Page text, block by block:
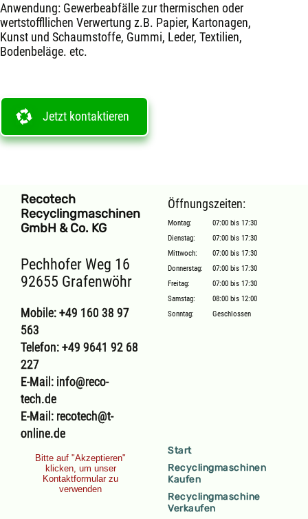
Anwendung: Gewerbeabfälle zur thermischen oder
wertstoffllichen Verwertung z.B. Papier, Kartonagen,
Kunst und Schaumstoffe, Gummi, Leder, Textilien,
Bodenbeläge. etc.
Jetzt kontaktieren
Recotech
Recyclingmaschinen
GmbH & Co. KG
Pechhofer Weg 16
92655 Grafenwöhr
Mobile: +49 160 38 97
563
Telefon: +49 9641 92 68
227
E-Mail: info@reco-
tech.de
E-Mail: recotech@t-
online.de
Öffnungszeiten:
Montag:
07:00 bis 17:30
Dienstag:
07:00 bis 17:30
Mittwoch:
07:00 bis 17:30
Donnerstag:
07:00 bis 17:30
Freitag:
07:00 bis 17:30
Samstag:
08:00 bis 12:00
Sonntag:
Geschlossen
Bitte auf "Akzeptieren"
klicken, um unser
Kontaktformular zu
verwenden
Start
Recyclingmaschinen
Kaufen
Recyclingmaschine
Verkaufen